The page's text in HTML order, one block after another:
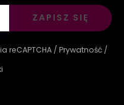
ZAPISZ SIĘ
reCAPTCHA / Prywatność /